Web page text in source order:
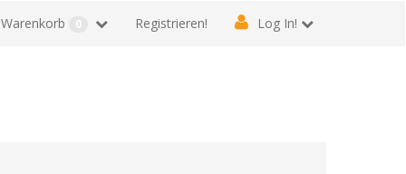
Registrieren! Log In!
Warenkorb 0